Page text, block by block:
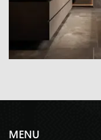
MENU